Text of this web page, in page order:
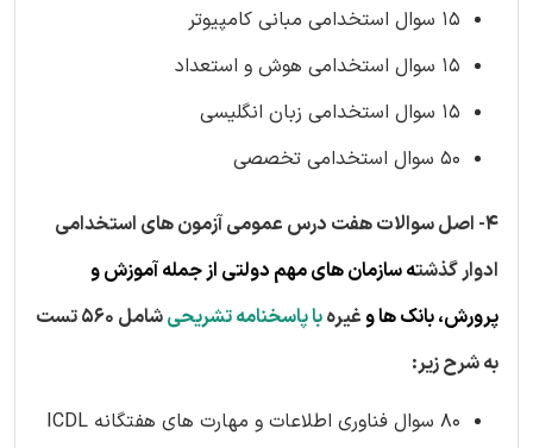
۱۵ سوال استخدامی مبانی کامپیوتر
۱۵ سوال استخدامی هوش و استعداد
۱۵ سوال استخدامی زبان انگلیسی
۵۰ سوال استخدامی تخصصی
4- اصل سوالات هفت درس عمومی آزمون های استخدامی
ادوار گذشتهسازمان های مهم دولتی از جمله آموزش و
پرورش، بانک هاوغیرهبا پاسخنامه تشریحی
شامل 560 تست
به شرح زیر:
80 سوال فناوری اطلاعات و مهارت های هفتگانه ICDL